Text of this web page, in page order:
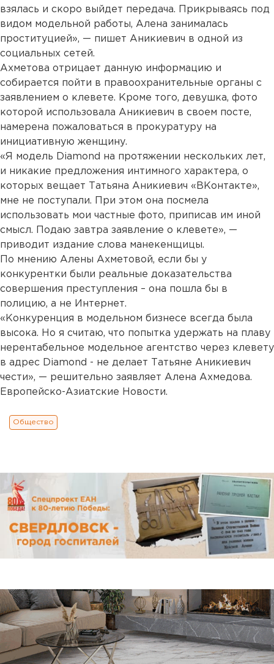
взялась и скоро выйдет передача. Прикрываясь под
видом модельной работы, Алена занималась
проституцией», — пишет Аникиевич в одной из
социальных сетей.
Ахметова отрицает данную информацию и
собирается пойти в правоохранительные органы с
заявлением о клевете. Кроме того, девушка, фото
которой использовала Аникиевич в своем посте,
намерена пожаловаться в прокуратуру на
инициативную женщину.
«Я модель Diamond на протяжении нескольких лет,
и никакие предложения интимного характера, о
которых вещает Татьяна Аникиевич «ВКонтакте»,
мне не поступали. При этом она посмела
использовать мои частные фото, приписав им иной
смысл. Подаю завтра заявление о клевете», —
приводит издание слова манекенщицы.
По мнению Алены Ахметовой, если бы у
конкурентки были реальные доказательства
совершения преступления – она пошла бы в
полицию, а не Интернет.
«Конкуренция в модельном бизнесе всегда была
высока. Но я считаю, что попытка удержать на плаву
нерентабельное модельное агентство через клевету
в адрес Diamond - не делает Татьяне Аникиевич
чести», — решительно заявляет Алена Ахмедова.
Европейско-Азиатские Новости.
Общество